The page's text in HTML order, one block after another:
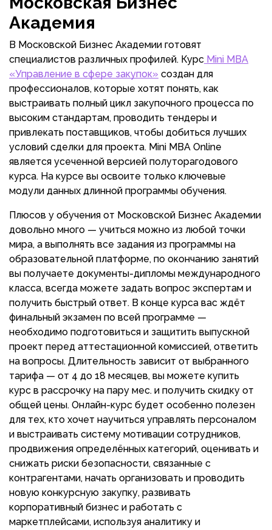
Академия
В Московской Бизнес Академии готовят
специалистов различных профилей. Курс Mini MBA
«Управление в сфере закупок» создан для
профессионалов, которые хотят понять, как
выстраивать полный цикл закупочного процесса по
высоким стандартам, проводить тендеры и
привлекать поставщиков, чтобы добиться лучших
условий сделки для проекта. Mini MBA Online
является усеченной версией полуторагодового
курса. На курсе вы освоите только ключевые
модули данных длинной программы обучения.
Плюсов у обучения от Московской Бизнес Академии
довольно много — учиться можно из любой точки
мира, а выполнять все задания из программы на
образовательной платформе, по окончанию занятий
вы получаете документы-дипломы международного
класса, всегда можете задать вопрос экспертам и
получить быстрый ответ. В конце курса вас ждёт
финальный экзамен по всей программе —
необходимо подготовиться и защитить выпускной
проект перед аттестационной комиссией, ответить
на вопросы. Длительность зависит от выбранного
тарифа — от 4 до 18 месяцев, вы можете купить
курс в рассрочку на пару мес. и получить скидку от
общей цены. Онлайн-курс будет особенно полезен
для тех, кто хочет научиться управлять персоналом
и выстраивать систему мотивации сотрудников,
продвижения определённых категорий, оценивать и
снижать риски безопасности, связанные с
контрагентами, начать организовать и проводить
новую конкурсную закупку, развивать
корпоративный бизнес и работать с
маркетплейсами, используя аналитику и